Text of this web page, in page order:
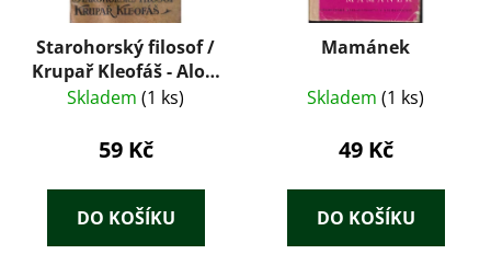
Starohorský filosof /
Krupař Kleofáš - Alois
Vojtěch Šmilovský
Skladem (1 ks)
59 Kč
DO KOŠÍKU
Mamánek
Skladem (1 ks)
49 Kč
DO KOŠÍKU